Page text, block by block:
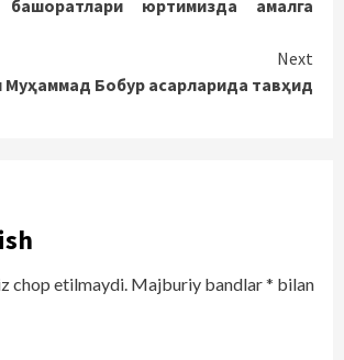
юртимизда амалга
Next
Бобур асарларида тавҳид
chop etilmaydi. Majburiy bandlar* bilan